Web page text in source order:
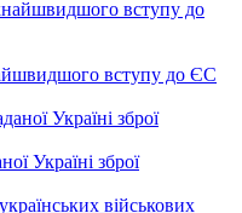
вступу до ЄС
Україні зброї